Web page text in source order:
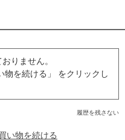
りません。
物を続ける」 をクリックし
履歴を残さない
い物を続ける